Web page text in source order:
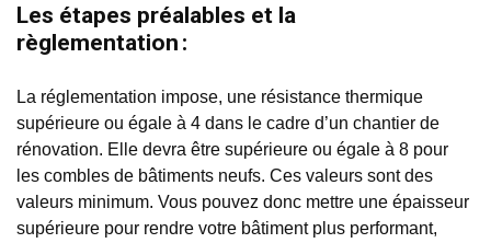
Les étapes préalables et la
règlementation :
La réglementation impose, une résistance thermique
supérieure ou égale à 4 dans le cadre d’un chantier de
rénovation. Elle devra être supérieure ou égale à 8 pour
les combles de bâtiments neufs. Ces valeurs sont des
valeurs minimum. Vous pouvez donc mettre une épaisseur
supérieure pour rendre votre bâtiment plus performant,